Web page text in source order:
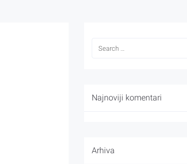
Najnoviji komentari
Arhiva